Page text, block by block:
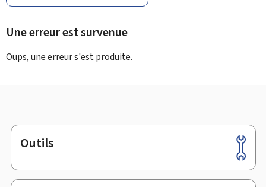
Une erreur est survenue
Oups, une erreur s'est produite.
Pied
de
page
Outils